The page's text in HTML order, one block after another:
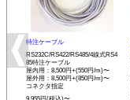
特注ケーブル
RS232C/RS422/RS485/4線式RS4
85特注ケーブル
屋内用：8,500円+(550円/m)〜
屋外用：8,500円+(850円/m)〜
コネクタ指定